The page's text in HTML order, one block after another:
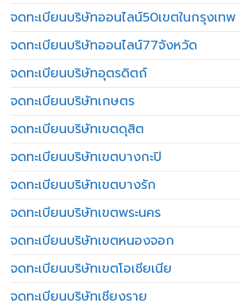
จดทะเบียนบริษัทออนไลน์50เขตในกรุงเทพ
จดทะเบียนบริษัทออนไลน์77จังหวัด
จดทะเบียนบริษัทอุตรดิตถ์
จดทะเบียนบริษัทเกษตร
จดทะเบียนบริษัทเขตดุสิต
จดทะเบียนบริษัทเขตบางกะปิ
จดทะเบียนบริษัทเขตบางรัก
จดทะเบียนบริษัทเขตพระนคร
จดทะเบียนบริษัทเขตหนองจอก
จดทะเบียนบริษัทเขตโอเชียเนีย
จดทะเบียนบริษัทเชียงราย